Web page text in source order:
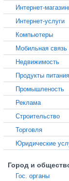
Интернет-
Интернет-услуги
Компьютеры
Мобильная связь
Недвижимость
Продукты питания
Промышленость
Реклама
Строительство
Торговля
Юридические
Город и
Гос. органы